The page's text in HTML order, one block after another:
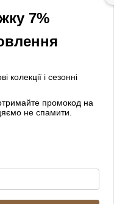
7%
і сезонні
промокод на
не спамити.